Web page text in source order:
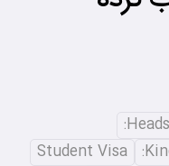
Student Visa